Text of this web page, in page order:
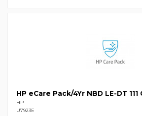
HP eCare Pack/4Yr NBD LE-DT 111
HP
U7923E